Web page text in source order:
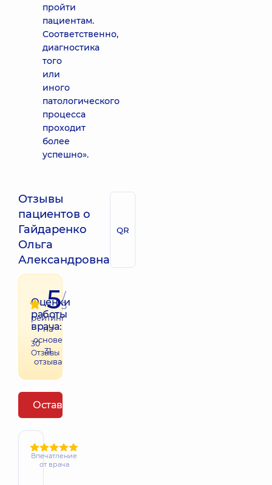
пройти
пациентам.
Соответственно,
диагностика
того
или
иного
патологического
процесса
проходит
более
успешно».
Отзывы
пациентов о
Гайдаренко
Ольга
Александровна
QR
Оценки
работы
врача:
30
Отзывы
5/
5
рейтинг
на
основе
31
отзыва
Оставить отзыв
Впечатление
от врача